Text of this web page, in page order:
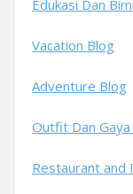
Edukasi Dan
Vacation Blog
Adventure Blog
Outfit Dan
Restaurant and